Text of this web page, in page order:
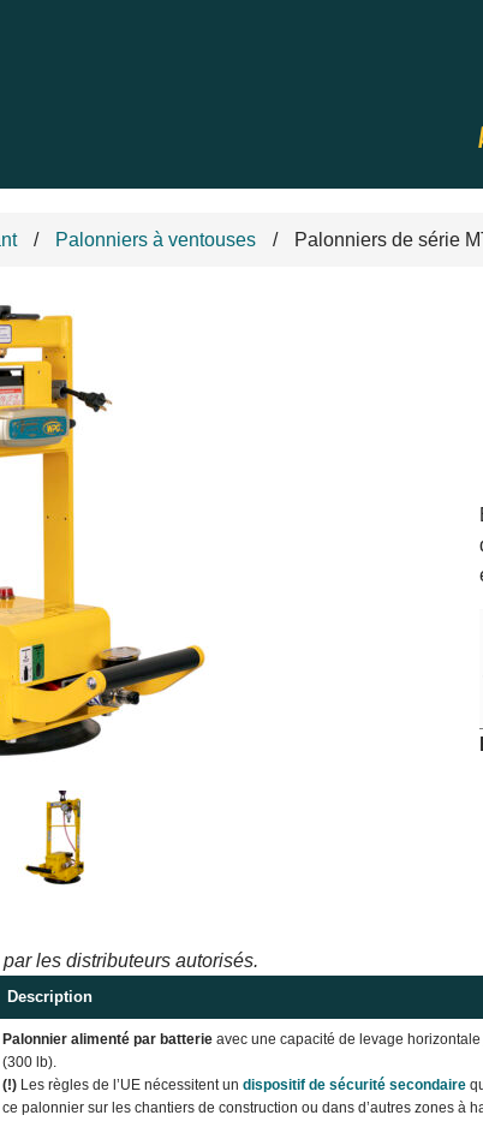
Palonniers à ventouses Palonniers de série
les distributeurs autorisés.
Description
Palonnier alimenté par batterie avec une capacité de levage horizontale
(300 lb).
(!) Les règles de l’UE nécessitent un dispositif de sécurité secondaire
ce palonnier sur les chantiers de construction ou dans d’autres zones à